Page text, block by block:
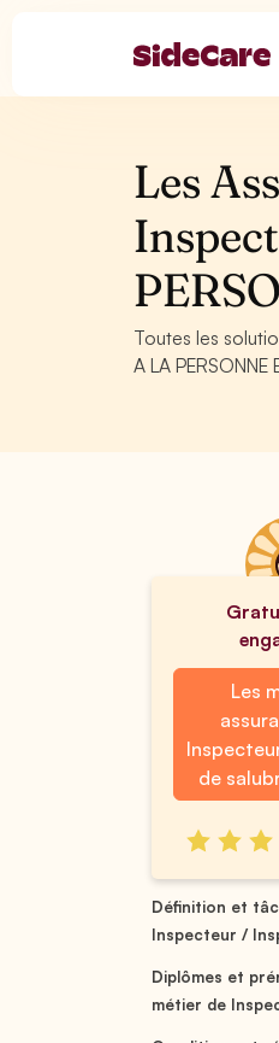
Les
Toutes les
A LA
Les
de
Définition et
Inspecteur /
Diplômes et
métier de